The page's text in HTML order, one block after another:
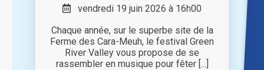
vendredi 19 juin 2026 à 16h00
Chaque année, sur le superbe site de la
Ferme des Cara-Meuh, le festival Green
River Valley vous propose de se
rassembler en musique pour fêter [...]